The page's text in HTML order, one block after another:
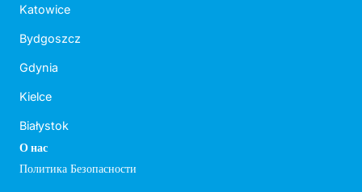
Katowice
Bydgoszcz
Gdynia
Kielce
Białystok
О нас
Политика Безопасности